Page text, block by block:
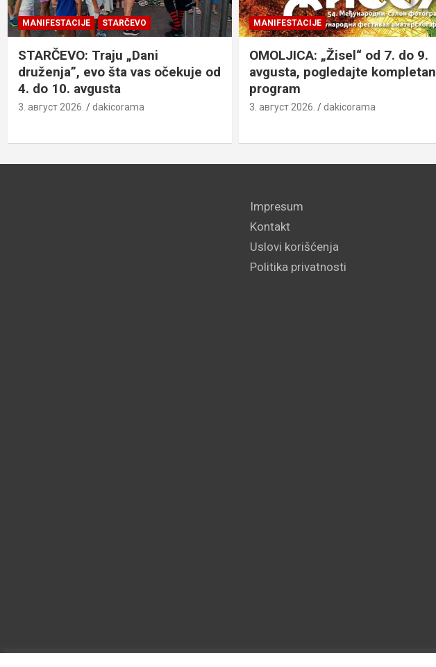
MANIFESTACIJE STARČEVO
STARČEVO: Traju „Dani
druženja”, evo šta vas očekuje od
4. do 10. avgusta
3. август 2026. dakicorama
MANIFESTACIJE
OMOLJICA: „Žisel“ od 7. do 9.
avgusta, pogledajte kompletan
program
3. август 2026. dakicorama
Impresum
Kontakt
Uslovi korišćenja
Politika privatnosti